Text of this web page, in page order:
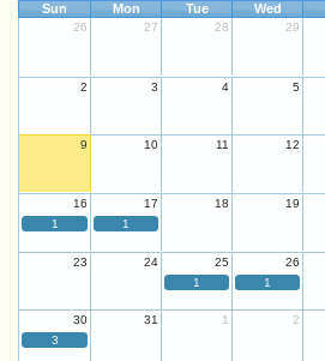
Sun Mon Tue Wed
26 27 28 29
2 3 4 5
9 10 11 12
16 17 18 19
1
1
23 24 25 26
1
1
30 31 1 2
3